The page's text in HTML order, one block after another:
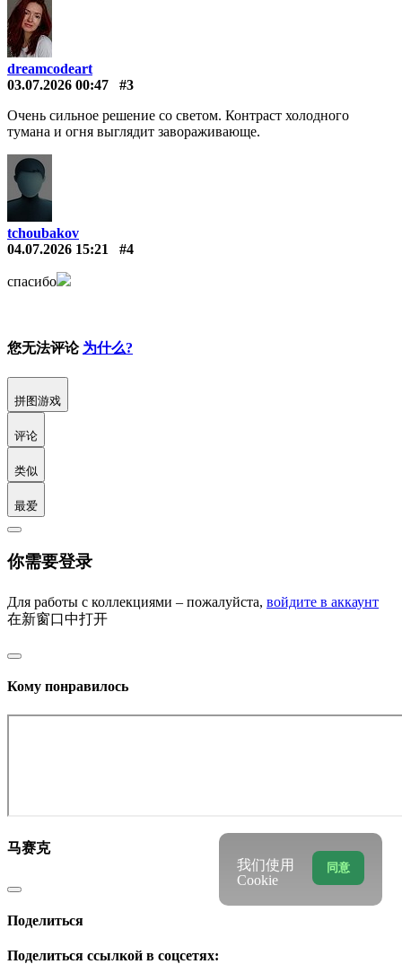
dreamcodeart
03.07.2026 00:47
#3
Очень сильное решение со светом. Контраст холодного
тумана и огня выглядит завораживающе.
tchoubakov
04.07.2026 15:21
#4
спасибо
您无法评论 为什么?
拼图游戏
评论
类似
最爱
你需要登录
Для работы с коллекциями – пожалуйста, войдите в аккаунт
在新窗口中打开
Кому понравилось
马赛克
Поделиться
Поделиться ссылкой в соцсетях:
同意
我们使用
Cookie